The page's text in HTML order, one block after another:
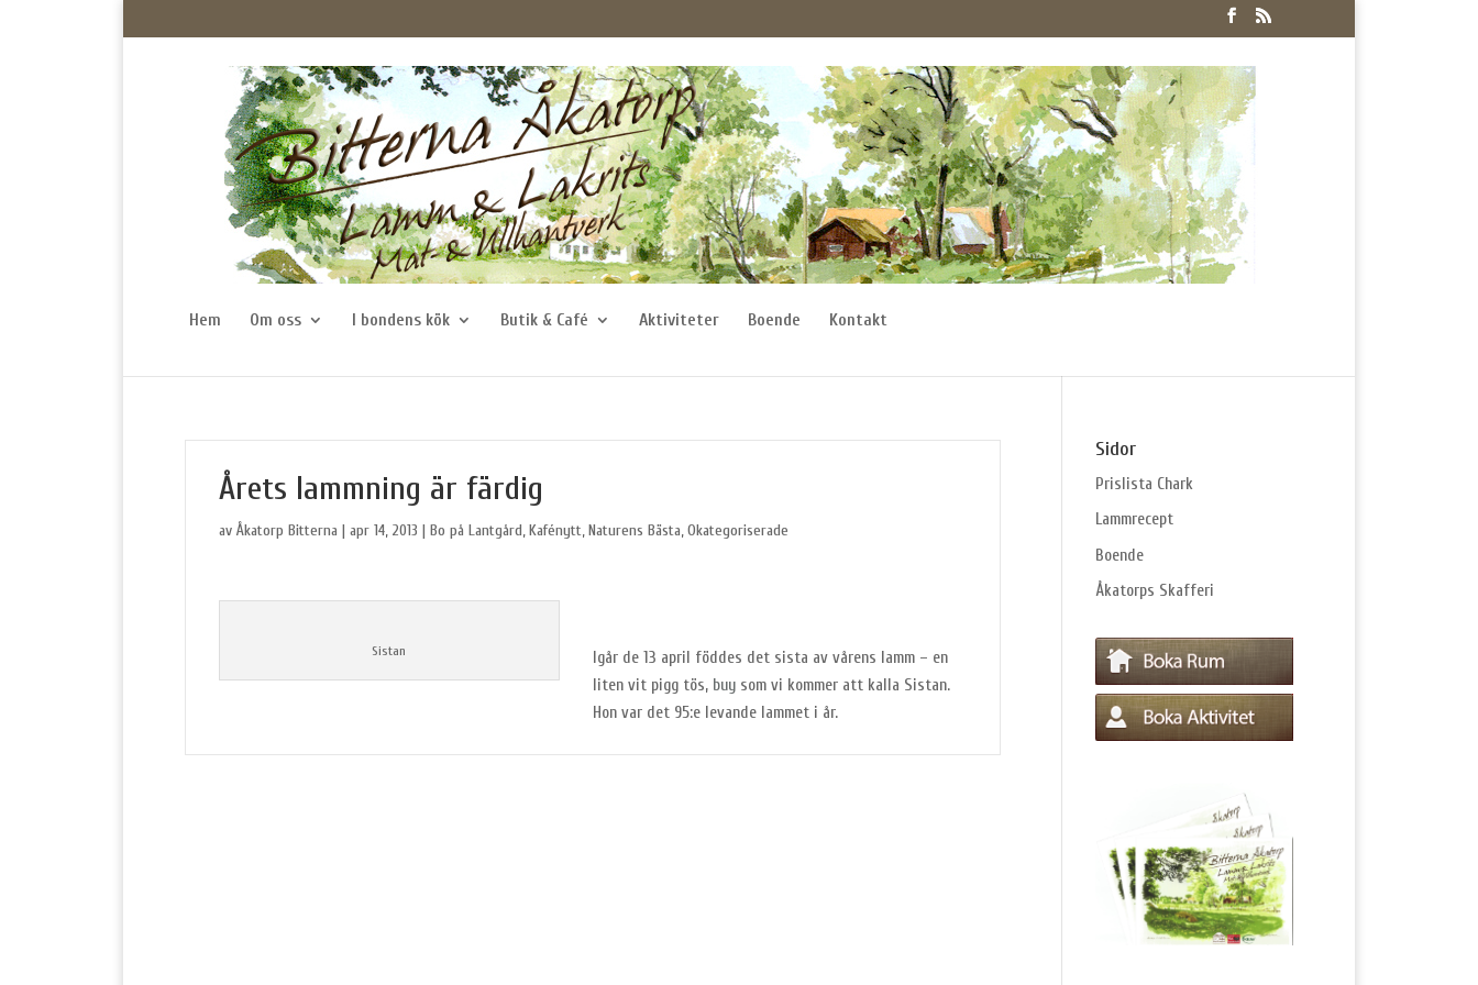
Hem Om oss I bondens kök Butik & Café Aktiviteter Boende Kontakt
Årets lammning är färdig
av Åkatorp Bitterna | apr 14, 2013 | Bo på Lantgård,Kafénytt,Naturens Bästa,Okategoriserade
Sistan
Igår de 13 april föddes det sista av vårens lamm – en
liten vit pigg tös, buysom vi kommer att kalla Sistan.
Hon var det 95:e levande lammet i år.
Sidor
Prislista Chark
Lammrecept
Boende
Åkatorps Skafferi